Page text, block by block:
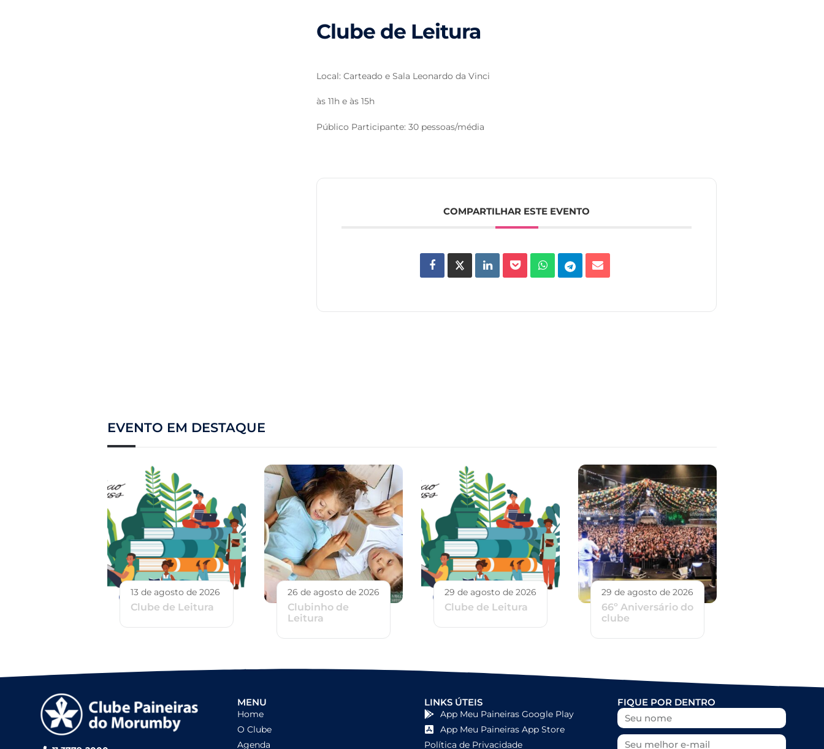
Clube de Leitura
Local: Carteado e Sala Leonardo da Vinci
às 11h e às 15h
Público Participante: 30 pessoas/média
COMPARTILHAR ESTE EVENTO
EVENTO EM DESTAQUE
13 de agosto de 2026
Clube de Leitura
26 de agosto de 2026
Clubinho de
Leitura
29 de agosto de 2026
Clube de Leitura
29 de agosto de 2026
66º Aniversário do
clube
MENU
Home
O Clube
Agenda
LINKS ÚTEIS
App Meu Paineiras Google Play
App Meu Paineiras App Store
Política de Privacidade
FIQUE POR DENTRO